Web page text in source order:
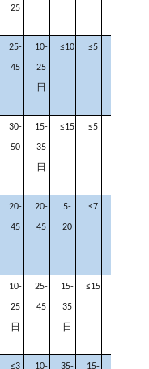
25
25-
45
10-
25
日
≤10 ≤5
30-
50
15-
35
日
≤15 ≤5
20-
45
20-
45
5-
20
≤7
10-
25
日
25-
45
15-
35
日
≤15
≤3 10- 35- 15-